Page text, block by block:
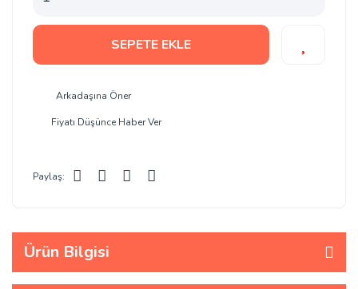
SEPETE EKLE
Arkadaşına Öner
Fiyatı Düşünce Haber Ver
Paylaş:
Ürün Bilgisi